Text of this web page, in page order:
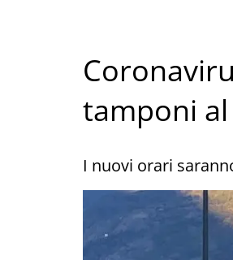
tamponi
I nuovi orari